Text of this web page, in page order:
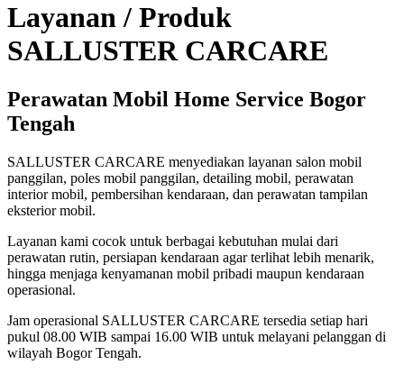
Layanan / Produk
SALLUSTER CARCARE
Perawatan Mobil Home Service Bogor
Tengah
SALLUSTER CARCARE menyediakan layanan salon mobil
panggilan, poles mobil panggilan, detailing mobil, perawatan
interior mobil, pembersihan kendaraan, dan perawatan tampilan
eksterior mobil.
Layanan kami cocok untuk berbagai kebutuhan mulai dari
perawatan rutin, persiapan kendaraan agar terlihat lebih menarik,
hingga menjaga kenyamanan mobil pribadi maupun kendaraan
operasional.
Jam operasional SALLUSTER CARCARE tersedia setiap hari
pukul 08.00 WIB sampai 16.00 WIB untuk melayani pelanggan di
wilayah Bogor Tengah.